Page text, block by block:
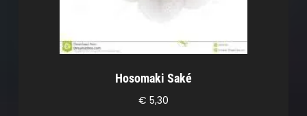
Hosomaki Saké
€ 5,30